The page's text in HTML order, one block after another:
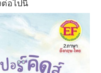
อไปนี้